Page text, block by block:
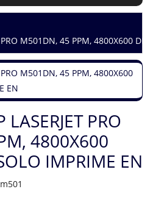
PRO M501DN, 45 PPM, 4800X600
PRO
4800X600
IMPRIME EN